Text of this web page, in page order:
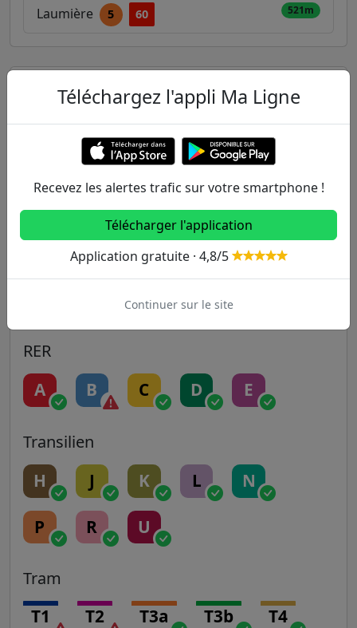
Laumière 5 60 521m
Autres lignes
Metro
2 3 3B 4
5 6 7 7B 8
10 11 12 13
RER
A B C D E
Transilien
H J K L N
P R U
Tram
T1 T2 T3a T3b T4
Téléchargez l'appli Ma Ligne
Recevez les alertes trafic sur votre smartphone !
Télécharger l'application
Application gratuite · 4,8/5
Continuer sur le site